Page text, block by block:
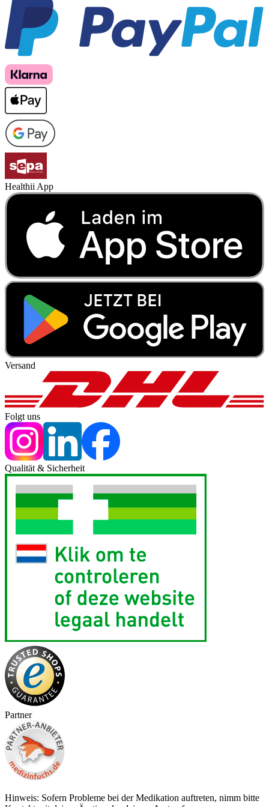
Healthii App
Versand
Folgt uns
Qualität & Sicherheit
Partner
Hinweis: Sofern Probleme bei der Medikation auftreten, nimm bitte